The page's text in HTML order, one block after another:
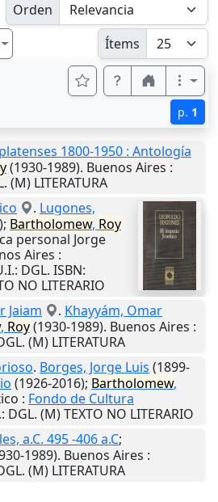
Orden
Ítems
p. 1
1800-1950 : Antología
(1930-1989). Buenos Aires :
(M) LITERATURA
. Lugones,
Bartholomew, Roy
personal Jorge
Aires :
: DGL. ISBN:
NO LITERARIO
Jaiam
. Khayyám, Omar
, Roy(1930-1989). Buenos Aires :
(M) LITERATURA
. Borges, Jorge Luis (1899-
(1926-2016); Bartholomew,
: Fondo de Cultura
: DGL. (M) TEXTO NO LITERARIO
a.C. 495 -406 a.C;
1989). Buenos Aires :
(M) LITERATURA